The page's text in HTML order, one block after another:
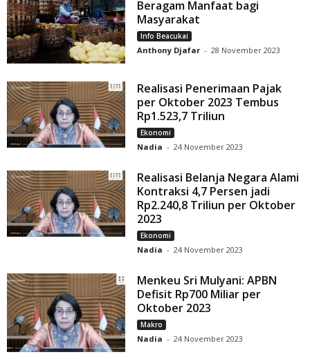
Beragam Manfaat bagi
Masyarakat
Info Beacukai
Anthony Djafar - 28 November 2023
Realisasi Penerimaan Pajak
per Oktober 2023 Tembus
Rp1.523,7 Triliun
Ekonomi
Nadia - 24 November 2023
Realisasi Belanja Negara Alami
Kontraksi 4,7 Persen jadi
Rp2.240,8 Triliun per Oktober
2023
Ekonomi
Nadia - 24 November 2023
Menkeu Sri Mulyani: APBN
Defisit Rp700 Miliar per
Oktober 2023
Makro
Nadia - 24 November 2023